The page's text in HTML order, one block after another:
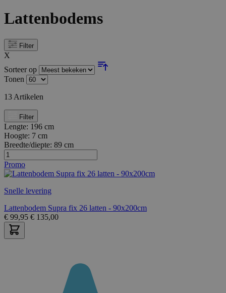
Lattenbodems
Filter
X
Sorteer op
Tonen
13 Artikelen
Filter
Lengte: 196 cm
Hoogte: 7 cm
Breedte/diepte: 89 cm
Promo
Snelle levering
Lattenbodem Supra fix 26 latten - 90x200cm
€ 99,95 € 135,00